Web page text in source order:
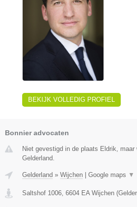
BEKIJK VOLLEDIG PROFIEL
Bonnier advocaten
Niet gevestigd in de plaats Eldrik, maar
Gelderland.
Gelderland » Wijchen Google maps ▼
Saltshof 1006, 6604 EA Wijchen (